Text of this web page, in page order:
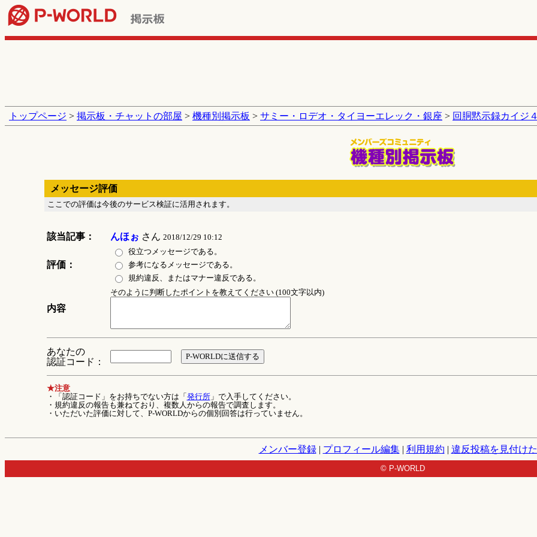
トップページ > 掲示板・チャットの部屋 > 機種別掲示板 > サミー・ロデオ・タイヨーエレック・銀座 > 回胴黙示録カイジ
メッセージ評価
ここでの評価は今後のサービス検証に活用されます。
該当記事： んほぉ さん 2018/12/29 10:12
評価：
役立つメッセージである。
参考になるメッセージである。
規約違反、またはマナー違反である。
内容
そのように判断したポイントを教えてください (100文字以内)
あなたの
認証コード：
★注意
・「認証コード」をお持ちでない方は「 発行所」で入手してください。
・規約違反の報告も兼ねており、複数人からの報告で調査します。
・いただいた評価に対して、P-WORLDからの個別回答は行っていません。
メンバー登録| プロフィール編集| 利用規約 | 違反投稿を見付け
© P-WORLD